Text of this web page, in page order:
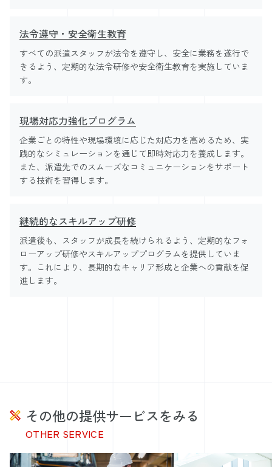
法令遵守・安全衛生教育
すべての派遣スタッフが法令を遵守し、安全に業務を遂行で
きるよう、定期的な法令研修や安全衛生教育を実施していま
す。
現場対応力強化プログラム
企業ごとの特性や現場環境に応じた対応力を高めるため、実
践的なシミュレーションを通じて即時対応力を養成します。
また、派遣先でのスムーズなコミュニケーションをサポート
する技術を習得します。
継続的なスキルアップ研修
派遣後も、スタッフが成長を続けられるよう、定期的なフォ
ローアップ研修やスキルアッププログラムを提供していま
す。これにより、長期的なキャリア形成と企業への貢献を促
進します。
その他の提供サービスをみる
OTHER SERVICE